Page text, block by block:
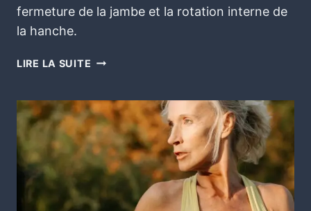
fermeture de la jambe et la rotation interne de
la hanche.
LIRE LA SUITE